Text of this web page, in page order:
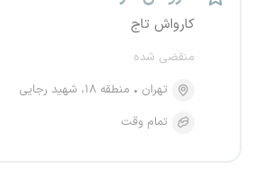
کارواش تاج
منقضی شده
تهران
منطقه ۱۸، شهید رجایی
تمام وقت